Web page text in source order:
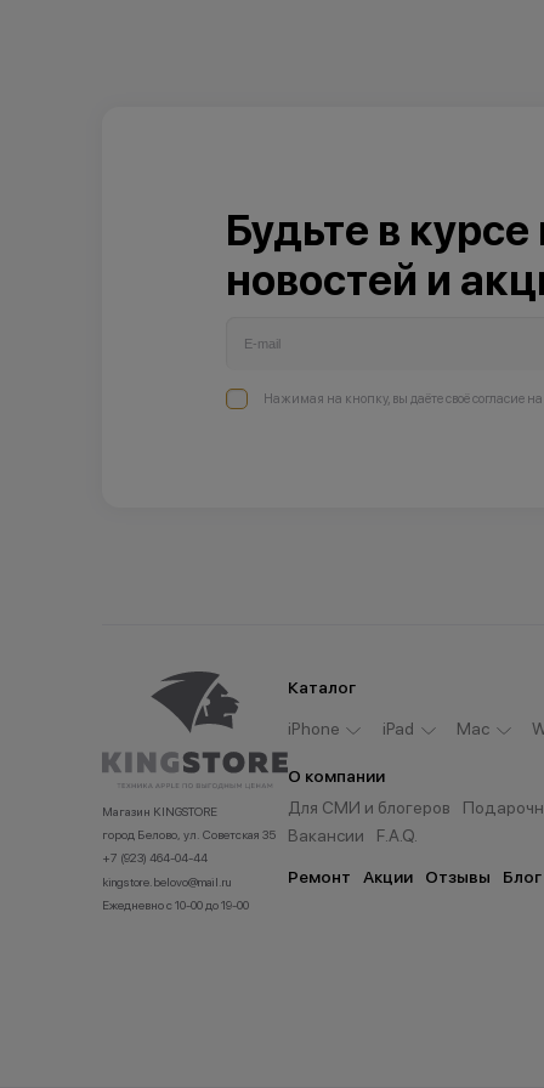
Будьте в
новостей и
Нажимая на кнопку, вы даёте своё согласие
Магазин KINGSTORE
город Белово, ул. Советская 35
+7 (923) 464-04-44
kingstore.belovo@mail.ru
Ежедневно с 10-00 до 19-00
Каталог
iPhone iPad Мас
О компании
Для СМИ и блогеров
Вакансии
F.A.Q.
Ремонт Акции Отзывы Блог